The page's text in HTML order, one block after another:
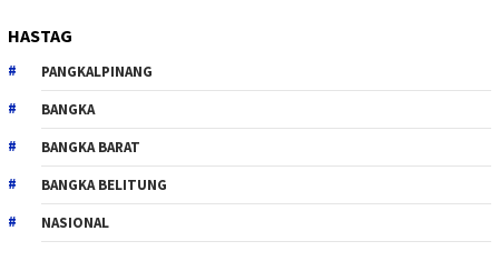
HASTAG
PANGKALPINANG
BANGKA
BANGKA BARAT
BANGKA BELITUNG
NASIONAL